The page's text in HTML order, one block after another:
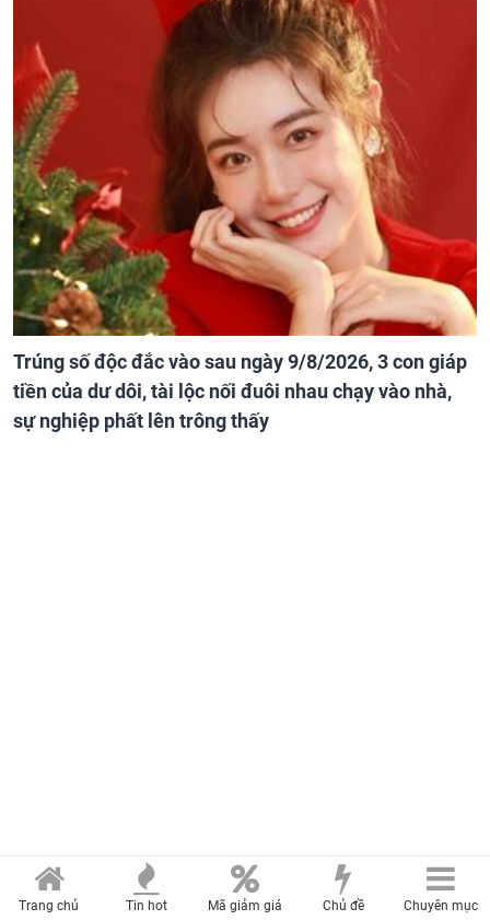
Trúng số độc đắc vào sau ngày 9/8/2026, 3 con giáp
tiền của dư dôi, tài lộc nối đuôi nhau chạy vào nhà,
sự nghiệp phất lên trông thấy
Trang chủ Tin hot Mã giảm giá Chủ đề Chuyên mục